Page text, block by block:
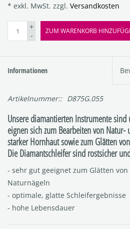
* exkl. MwSt. zzgl. Versandkosten
+
-
ZUM WARENKORB
Informationen
Artikelnummer:: D875G.055
Unsere diamantierten Instrumente
eignen sich zum Bearbeiten von
starker Hornhaut sowie zum Glätten
Die Diamantschleifer sind rostsicher
- sehr gut geeignet zum Glätten von
Naturnägeln
- optimale, glatte Schleifergebnisse
- hohe Lebensdauer